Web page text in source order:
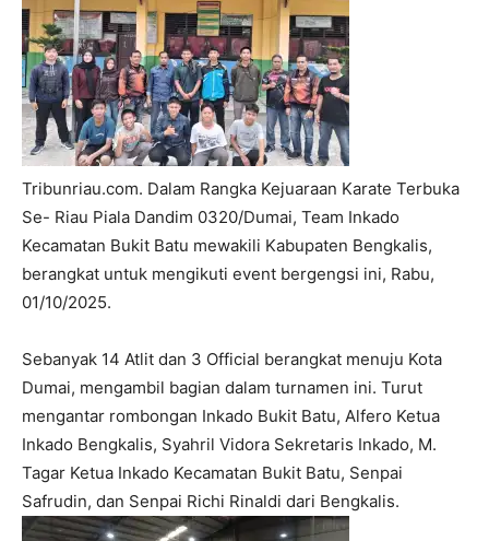
Tribunriau.com. Dalam Rangka Kejuaraan Karate Terbuka
Se- Riau Piala Dandim 0320/Dumai, Team Inkado
Kecamatan Bukit Batu mewakili Kabupaten Bengkalis,
berangkat untuk mengikuti event bergengsi ini, Rabu,
01/10/2025.
Sebanyak 14 Atlit dan 3 Official berangkat menuju Kota
Dumai, mengambil bagian dalam turnamen ini. Turut
mengantar rombongan Inkado Bukit Batu, Alfero Ketua
Inkado Bengkalis, Syahril Vidora Sekretaris Inkado, M.
Tagar Ketua Inkado Kecamatan Bukit Batu, Senpai
Safrudin, dan Senpai Richi Rinaldi dari Bengkalis.